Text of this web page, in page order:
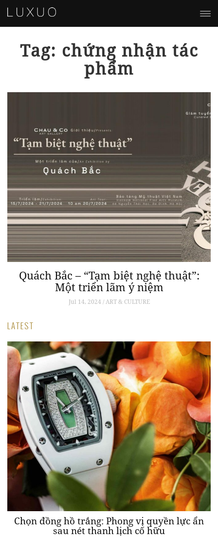
Tag: chứng nhận tác
phẩm
Quách Bắc – “Tạm biệt nghệ thuật”:
Một triển lãm ý niệm
Jul 14, 2024 / ART & CULTURE
LATEST
Chọn đồng hồ trắng: Phong vị quyền lực ẩn
sau nét thanh lịch cố hữu